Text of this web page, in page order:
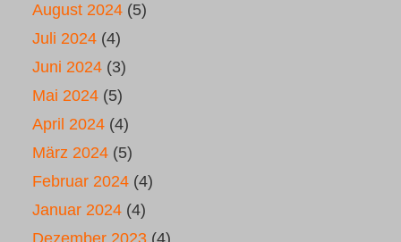
August 2024 (5)
Juli 2024 (4)
Juni 2024 (3)
Mai 2024 (5)
April 2024 (4)
März 2024 (5)
Februar 2024 (4)
Januar 2024 (4)
Dezember 2023 (4)